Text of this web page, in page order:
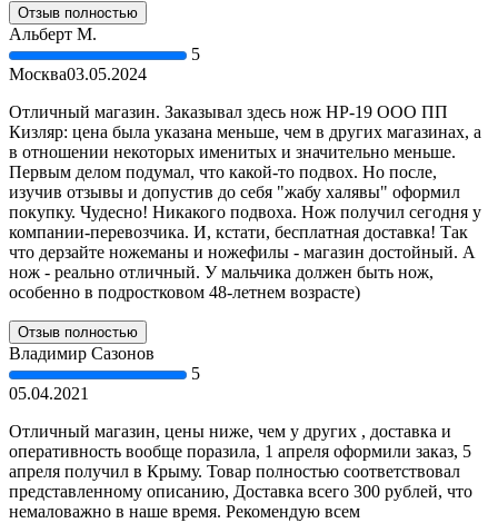
Отзыв полностью
Альберт М.
5
Москва03.05.2024
Отличный магазин. Заказывал здесь нож НР-19 ООО ПП
Кизляр: цена была указана меньше, чем в других магазинах, а
в отношении некоторых именитых и значительно меньше.
Первым делом подумал, что какой-то подвох. Но после,
изучив отзывы и допустив до себя "жабу халявы" оформил
покупку. Чудесно! Никакого подвоха. Нож получил сегодня у
компании-перевозчика. И, кстати, бесплатная доставка! Так
что дерзайте ножеманы и ножефилы - магазин достойный. А
нож - реально отличный. У мальчика должен быть нож,
особенно в подростковом 48-летнем возрасте)
Отзыв полностью
Владимир Сазонов
5
05.04.2021
Отличный магазин, цены ниже, чем у других , доставка и
оперативность вообще поразила, 1 апреля оформили заказ, 5
апреля получил в Крыму. Товар полностью соответствовал
представленному описанию, Доставка всего 300 рублей, что
немаловажно в наше время. Рекомендую всем